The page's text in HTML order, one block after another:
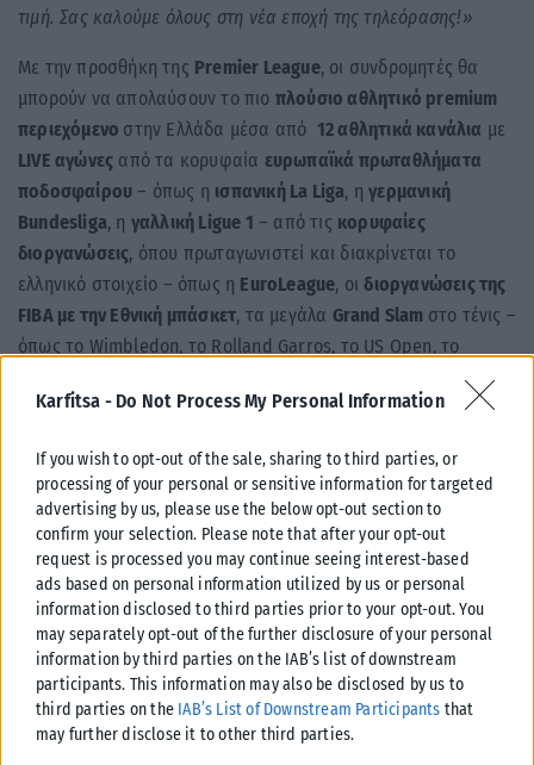
Karfitsa - Do Not Process My Personal Information
If you wish to opt-out of the sale, sharing to third parties, or
processing of your personal or sensitive information for targeted
advertising by us, please use the below opt-out section to
confirm your selection. Please note that after your opt-out
request is processed you may continue seeing interest-based
ads based on personal information utilized by us or personal
information disclosed to third parties prior to your opt-out. You
may separately opt-out of the further disclosure of your personal
information by third parties on the IAB’s list of downstream
participants. This information may also be disclosed by us to
third parties on the IAB’s List of Downstream Participants that
may further disclose it to other third parties.
τιμή. Σας καλούμε όλους στη νέα εποχή της τηλεόρασης!»
Με την προσθήκη της Premier League, οι συνδρομητές θα
μπορούν να απολαύσουν το πιο πλούσιο αθλητικό premium
περιεχόμενο στην Ελλάδα μέσα από 12 αθλητικά κανάλια με
LIVE αγώνες από τα κορυφαία ευρωπαϊκά πρωταθλήματα
ποδοσφαίρου – όπως η ισπανική La Liga, ηγερμανική
Bundesliga, η γαλλική Ligue 1 – από τις κορυφαίες
διοργανώσεις, όπου πρωταγωνιστεί και διακρίνεται το
ελληνικό στοιχείο – όπως η EuroLeague, οιδιοργανώσεις της
FIBA με την Εθνική μπάσκετ, τα μεγάλα Grand Slam στο τένις –
όπως το Wimbledon, το Rolland Garros, το US Open, το
Στέφανο Τσιτσιπά και την Μαρία
Σάκκαρηνα χαρίζουν μοναδικές στιγμές – από τιςμεγάλες
ελληνικού πρωταθλήματος ποδοσφαίρου τηςSuper League
από τιςΕθνικές ομάδες ποδοσφαίρου της UEFA στο Nations
Leagueκαι ταπροκριματικά του Euro 2024, 2028 και του
Παγκοσμίου Κυπέλλου 2026, τιςΕθνικές ομάδες μπάσκετ της
FIBA με Παγκόσμιο Κύπελλο και Ευρωμπάσκετ, τοEuroCup,
το τένις WTA, το βόλεϊ και άλλα πολλά σπορ.